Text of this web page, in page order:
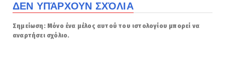
ΔΕΝ ΥΠΆΡΧΟΥΝ ΣΧΌΛΙΑ
Σημείωση: Μόνο ένα μέλος αυτού του ιστολογίου μπορεί να
αναρτήσει σχόλιο.